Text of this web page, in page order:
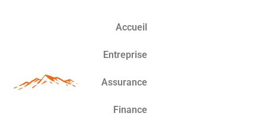
Accueil
Entreprise
Assurance
Finance